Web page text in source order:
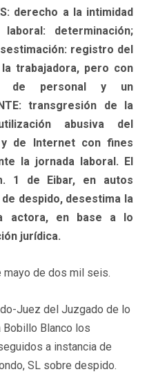
derecho a la intimidad
determinación;
registro del
trabajadora, pero con
de personal y un
transgresión de la
abusiva del
de Internet con fines
la jornada laboral. El
1 de Eibar, en autos
despido, desestima la
actora, en base a lo
jurídica.
mayo de dos mil seis.
Juez del Juzgado de lo
Bobillo Blanco los
a instancia de
SL sobre despido.